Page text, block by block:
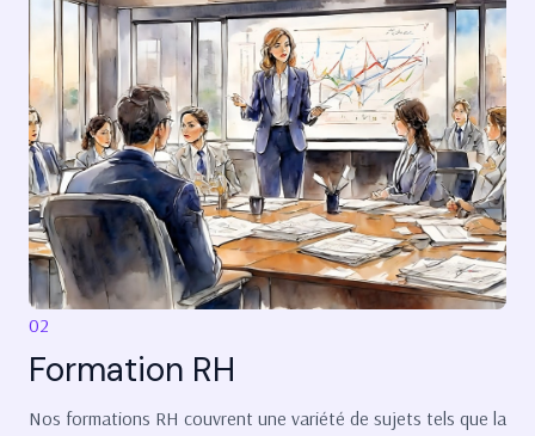
02
Formation RH
Nos formations RH couvrent une variété de sujets tels que la